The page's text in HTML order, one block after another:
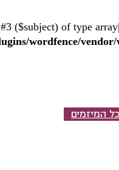
($subject) of type
wordfence/
המיזמים